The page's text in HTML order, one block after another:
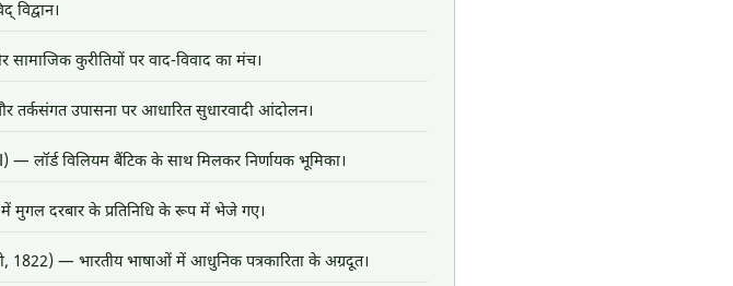
कुरीतियों पर वाद-विवाद का मंच।
उपासना पर आधारित सुधारवादी आंदोलन।
लॉर्ड विलियम बैंटिक के साथ मिलकर निर्णायक भूमिका।
में मुगल दरबार के प्रतिनिधि के रूप में भेजे गए।
1822) — भारतीय भाषाओं में आधुनिक पत्रकारिता के अग्रदूत।